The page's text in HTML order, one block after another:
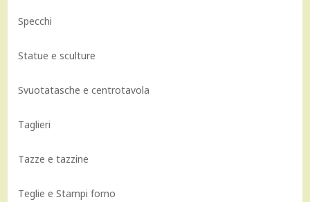
Specchi
Statue e sculture
Svuotatasche e centrotavola
Taglieri
Tazze e tazzine
Teglie e Stampi forno